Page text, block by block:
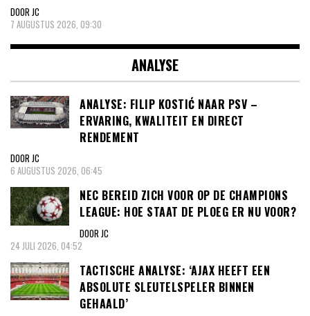
DOOR JC
7 AUGUSTUS 2026, 09:30
ANALYSE
ANALYSE: FILIP KOSTIĆ NAAR PSV –
ERVARING, KWALITEIT EN DIRECT
RENDEMENT
DOOR JC
6 AUGUSTUS 2026, 06:45
NEC BEREID ZICH VOOR OP DE CHAMPIONS
LEAGUE: HOE STAAT DE PLOEG ER NU VOOR?
DOOR JC
24 JULI 2026, 04:52
TACTISCHE ANALYSE: ‘AJAX HEEFT EEN
ABSOLUTE SLEUTELSPELER BINNEN
GEHAALD’